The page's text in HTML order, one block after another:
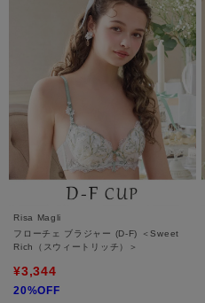
Risa Magli
フローチェ ブラジャー (D-F) ＜Sweet
Rich（スウィートリッチ）＞
¥3,344
20%OFF